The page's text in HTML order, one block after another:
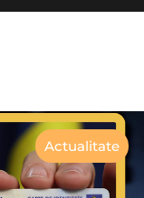
Actualitate